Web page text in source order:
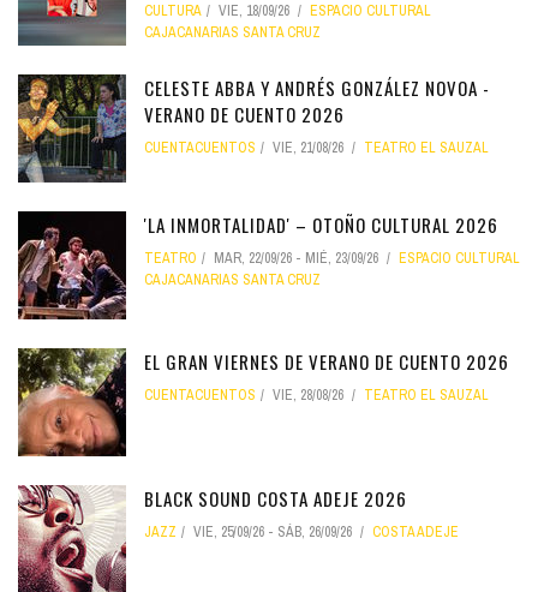
CULTURA VIE, 18/09/26
ESPACIO CULTURAL
CAJACANARIAS SANTA CRUZ
CELESTE ABBA Y ANDRÉS GONZÁLEZ NOVOA -
VERANO DE CUENTO 2026
CUENTACUENTOS VIE, 21/08/26 TEATRO EL SAUZAL
'LA INMORTALIDAD' – OTOÑO CULTURAL 2026
TEATRO MAR, 22/09/26 - MIÉ, 23/09/26
ESPACIO CULTURAL
CAJACANARIAS SANTA CRUZ
EL GRAN VIERNES DE VERANO DE CUENTO 2026
CUENTACUENTOS VIE, 28/08/26 TEATRO EL SAUZAL
BLACK SOUND COSTA ADEJE 2026
JAZZ VIE, 25/09/26 - SÁB, 26/09/26 COSTA ADEJE